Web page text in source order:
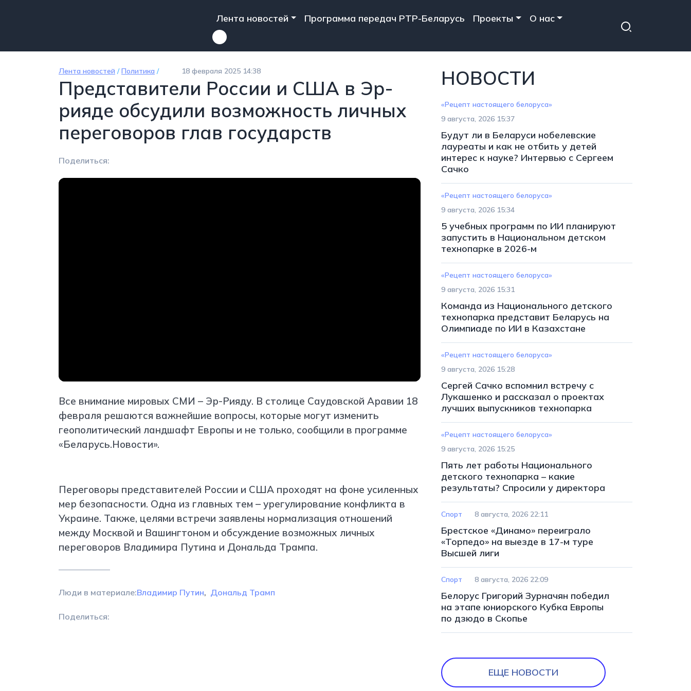
Main navigation
Лента новостей Программа передач РТР-Беларусь Проекты О нас
Лента новостей /Политика / 18 февраля 2025 14:38
Представители России и США в Эр-
рияде обсудили возможность личных
переговоров глав государств
Поделиться:
Все внимание мировых СМИ – Эр-Рияду. В столице Саудовской Аравии 18
февраля решаются важнейшие вопросы, которые могут изменить
геополитический ландшафт Европы и не только, сообщили в программе
«Беларусь.Новости».
Переговоры представителей России и США проходят на фоне усиленных
мер безопасности. Одна из главных тем – урегулирование конфликта в
Украине. Также, целями встречи заявлены нормализация отношений
между Москвой и Вашингтоном и обсуждение возможных личных
переговоров Владимира Путина и Дональда Трампа.
Люди в материале:Владимир Путин Дональд Трамп
Поделиться:
НОВОСТИ
«Рецепт настоящего белоруса»
9 августа, 2026 15:37
Будут ли в Беларуси нобелевские
лауреаты и как не отбить у детей
интерес к науке? Интервью с Сергеем
Сачко
«Рецепт настоящего белоруса»
9 августа, 2026 15:34
5 учебных программ по ИИ планируют
запустить в Национальном детском
технопарке в 2026-м
«Рецепт настоящего белоруса»
9 августа, 2026 15:31
Команда из Национального детского
технопарка представит Беларусь на
Олимпиаде по ИИ в Казахстане
«Рецепт настоящего белоруса»
9 августа, 2026 15:28
Сергей Сачко вспомнил встречу с
Лукашенко и рассказал о проектах
лучших выпускников технопарка
«Рецепт настоящего белоруса»
9 августа, 2026 15:25
Пять лет работы Национального
детского технопарка – какие
результаты? Спросили у директора
Спорт 8 августа, 2026 22:11
Брестское «Динамо» переиграло
«Торпедо» на выезде в 17-м туре
Высшей лиги
Спорт 8 августа, 2026 22:09
Белорус Григорий Зурначян победил
на этапе юниорского Кубка Европы
по дзюдо в Скопье
ЕЩЕ НОВОСТИ